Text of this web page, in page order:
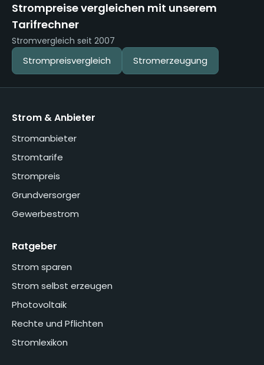
Strompreise vergleichen mit unserem
Tarifrechner
Stromvergleich seit 2007
Strompreisvergleich Stromerzeugung
Strom & Anbieter
Stromanbieter
Stromtarife
Strompreis
Grundversorger
Gewerbestrom
Ratgeber
Strom sparen
Strom selbst erzeugen
Photovoltaik
Rechte und Pflichten
Stromlexikon